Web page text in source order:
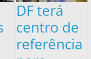
DF terá
centro de
referência